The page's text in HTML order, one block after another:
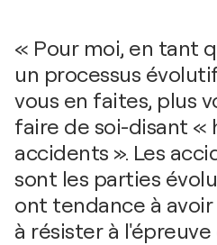
« Pour moi, en tant
un processus
vous en faites, plus
faire de soi-disant «
accidents ». Les
sont les parties
ont tendance à
à résister à